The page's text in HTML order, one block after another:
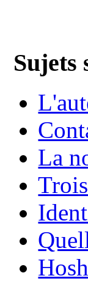
Sujets
La